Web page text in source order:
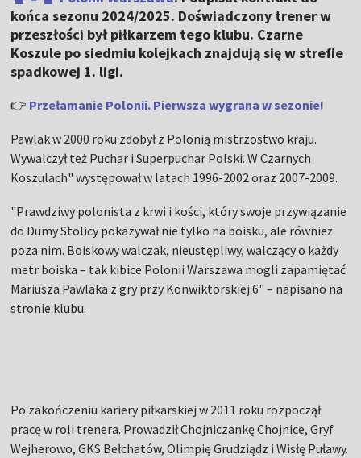
końca sezonu 2024/2025. Doświadczony trener w
przeszłości był piłkarzem tego klubu. Czarne
Koszule po siedmiu kolejkach znajdują się w strefie
spadkowej 1. ligi.
👉 Przełamanie Polonii. Pierwsza wygrana w sezonie!
Pawlak w 2000 roku zdobył z Polonią mistrzostwo kraju.
Wywalczył też Puchar i Superpuchar Polski. W Czarnych
Koszulach" występował w latach 1996-2002 oraz 2007-2009.
"Prawdziwy polonista z krwi i kości, który swoje przywiązanie
do Dumy Stolicy pokazywał nie tylko na boisku, ale również
poza nim. Boiskowy walczak, nieustępliwy, walczący o każdy
metr boiska – tak kibice Polonii Warszawa mogli zapamiętać
Mariusza Pawlaka z gry przy Konwiktorskiej 6" – napisano na
stronie klubu.
Po zakończeniu kariery piłkarskiej w 2011 roku rozpoczął
pracę w roli trenera. Prowadził Chojniczankę Chojnice, Gryf
Wejherowo, GKS Bełchatów, Olimpię Grudziądz i Wisłę Puławy.